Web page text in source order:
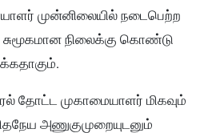
முன்னிலையில் நடைபெற்ற
சுமூகமான நிலைக்கு கொண்டு
தோட்ட முகாமையாளர் மிகவும்
அணுகுமுறையுடனும்